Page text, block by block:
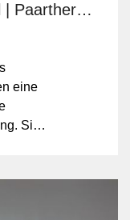
Praxis Liebesengel | Paartherapie, Psychologische Beratung, Supervision
eine
Sie